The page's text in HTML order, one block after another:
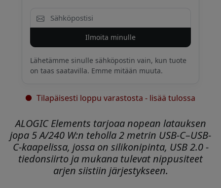
Ilmoita minulle
Lähetämme sinulle sähköpostin vain, kun tuote
on taas saatavilla. Emme mitään muuta.
Tilapäisesti loppu varastosta - lisää tulossa
ALOGIC Elements tarjoaa nopean latauksen
jopa 5 A/240 W:n teholla 2 metrin USB-C–USB-
C-kaapelissa, jossa on silikonipinta, USB 2.0 -
tiedonsiirto ja mukana tulevat nippusiteet
arjen siistiin järjestykseen.